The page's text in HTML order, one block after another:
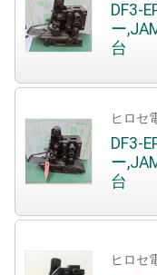
DF3-
ー
台
ヒロセ
DF3-
ー
台
ヒロセ